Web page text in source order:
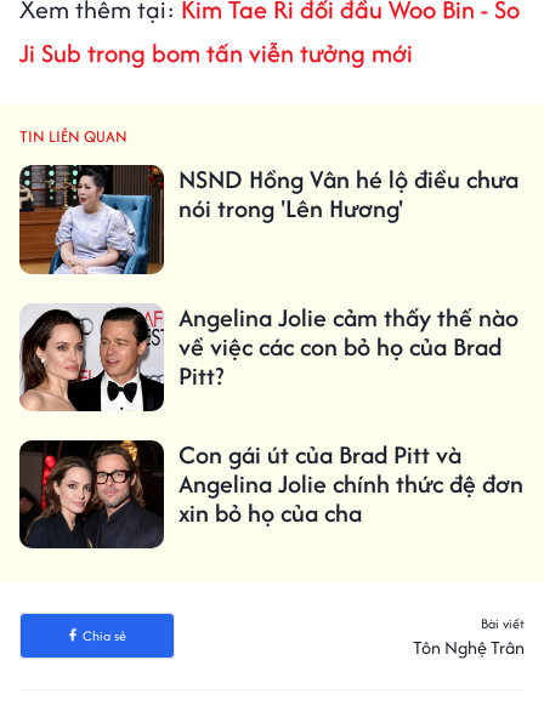
Xem thêm tại: Kim Tae Ri đối đầu Woo Bin - So
Ji Sub trong bom tấn viễn tưởng mới
TIN LIÊN QUAN
NSND Hồng Vân hé lộ điều chưa
nói trong 'Lên Hương'
Angelina Jolie cảm thấy thế nào
về việc các con bỏ họ của Brad
Pitt?
Con gái út của Brad Pitt và
Angelina Jolie chính thức đệ đơn
xin bỏ họ của cha
Chia sẻ
Bài viết
Tôn Nghệ Trân